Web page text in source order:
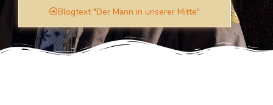
Blogtext "Der Mann in unserer Mitte"